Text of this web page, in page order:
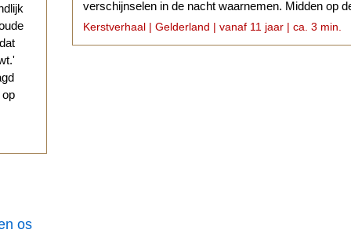
op
os
verschijnselen in de nacht waarnemen. Midden op
tussen Putten...
Kerstverhaal | Gelderland | vanaf 11 jaar | ca. 3 min.